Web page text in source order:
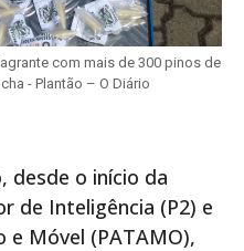
com mais de 300 pinos de
- Plantão – O Diário
desde o início da
de Inteligência (P2) e
Móvel (PATAMO),